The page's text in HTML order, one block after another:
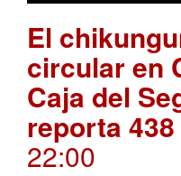
El
circular en
Caja del
reporta
22:00